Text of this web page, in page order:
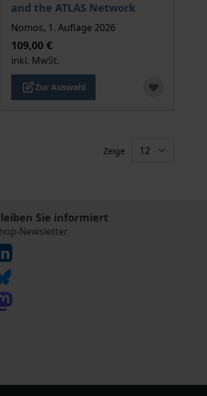
and the ATLAS Network
Nomos, 1. Auflage 2026
109,00 €
inkl. MwSt.
Zur Auswahl
Zeige
Sie informiert
Newsletter